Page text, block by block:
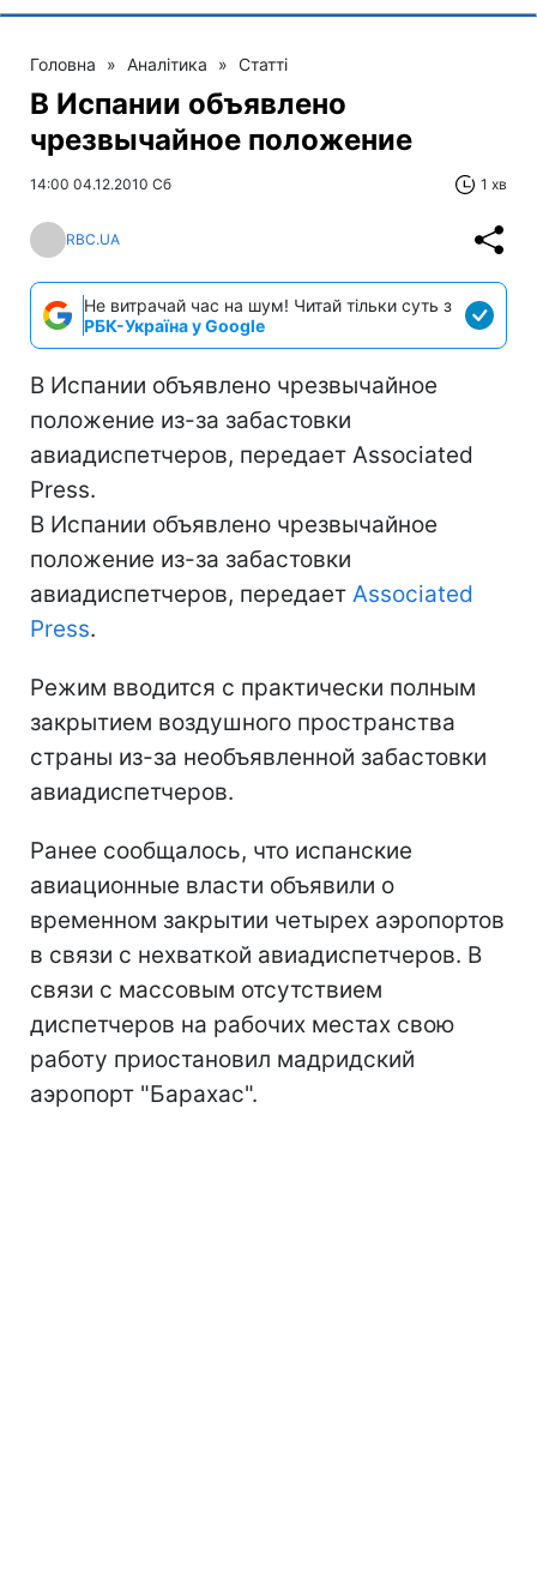
Головна » Аналітика » Статті
В Испании объявлено
чрезвычайное положение
14:00 04.12.2010 Сб 1 хв
RBC.UA
Не витрачай час на шум! Читай тільки суть з
РБК-Україна у Google
В Испании объявлено чрезвычайное
положение из-за забастовки
авиадиспетчеров, передает Associated
Press.
В Испании объявлено чрезвычайное
положение из-за забастовки
авиадиспетчеров, передает Associated
Press.
Режим вводится с практически полным
закрытием воздушного пространства
страны из-за необъявленной забастовки
авиадиспетчеров.
Ранее сообщалось, что испанские
авиационные власти объявили о
временном закрытии четырех аэропортов
в связи с нехваткой авиадиспетчеров. В
связи с массовым отсутствием
диспетчеров на рабочих местах свою
работу приостановил мадридский
аэропорт "Барахас".